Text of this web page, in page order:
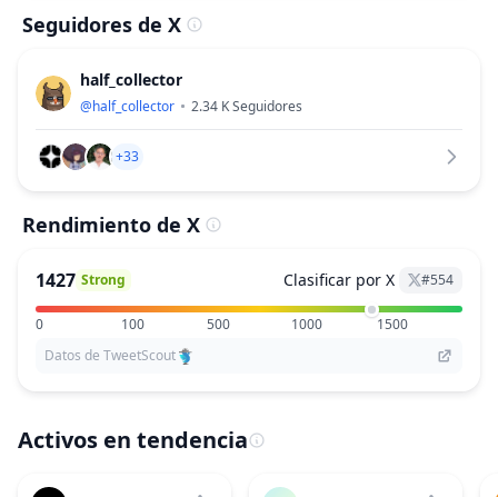
Seguidores de X
half_collector
@half_collector 2.34 KSeguidores
+33
Rendimiento de X
1427 Strong Clasificar por X #554
0 100 500 1000
1500
Datos de TweetScout
Activos en tendencia